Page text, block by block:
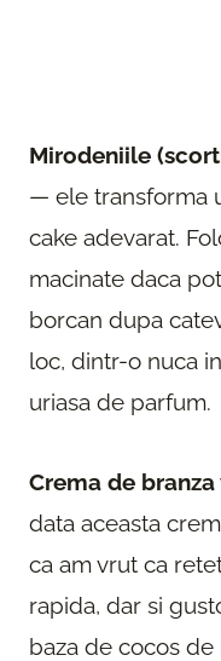
Mirodeniile
— ele transforma
cake adevarat.
macinate daca
borcan dupa
loc, dintr-o nuca
uriasa de parfum.
Crema de branza
data aceasta
ca am vrut ca
rapida, dar si
baza de cocos